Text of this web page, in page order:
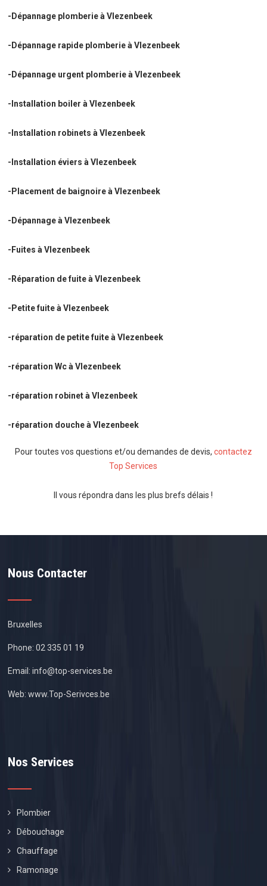
-Dépannage plomberie à Vlezenbeek
-Dépannage rapide plomberie à Vlezenbeek
-Dépannage urgent plomberie à Vlezenbeek
-Installation boiler à Vlezenbeek
-Installation robinets à Vlezenbeek
-Installation éviers à Vlezenbeek
-Placement de baignoire à Vlezenbeek
-Dépannage à Vlezenbeek
-Fuites à Vlezenbeek
-Réparation de fuite à Vlezenbeek
-Petite fuite à Vlezenbeek
-réparation de petite fuite à Vlezenbeek
-réparation Wc à Vlezenbeek
-réparation robinet à Vlezenbeek
-réparation douche à Vlezenbeek
Pour toutes vos questions et/ou demandes de devis, contactez
Top Services
Il vous répondra dans les plus brefs délais !
Nous Contacter
Bruxelles
Phone:02 335 01 19
Email:info@top-services.be
Web:www.Top-Serivces.be
Nos Services
Plombier
Débouchage
Chauffage
Ramonage